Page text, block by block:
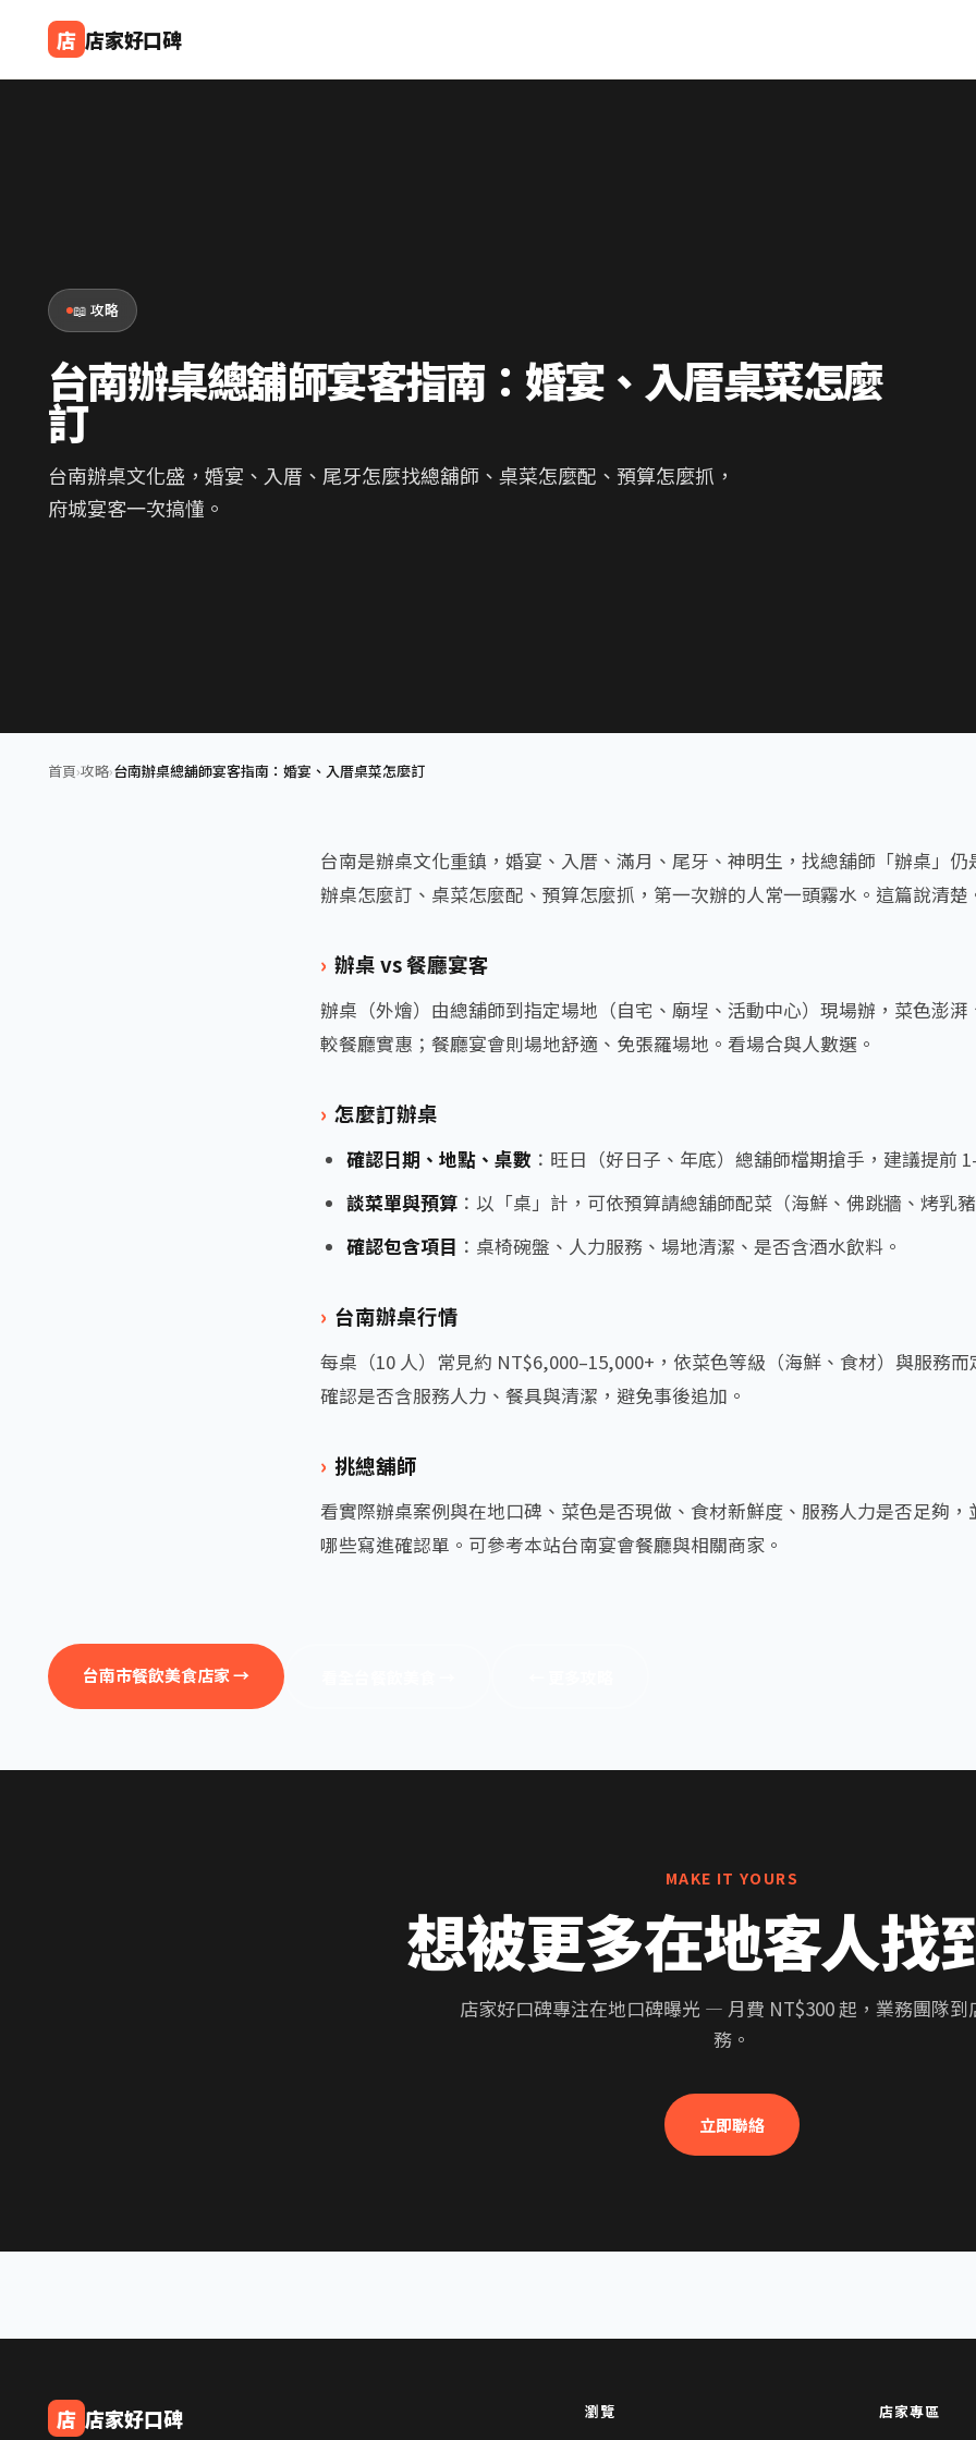
店 店家好口碑
📖 攻略
台南辦桌總舖師宴客指南：婚宴、入厝桌菜怎麼
訂
台南辦桌文化盛，婚宴、入厝、尾牙怎麼找總舖師、桌菜怎麼配、預算怎麼抓，
府城宴客一次搞懂。
首頁›攻略›台南辦桌總舖師宴客指南：婚宴、入厝桌菜怎麼訂
台南是辦桌文化重鎮，婚宴、入厝、滿月、尾牙、神明生，找總舖師「辦桌」
辦桌怎麼訂、桌菜怎麼配、預算怎麼抓，第一次辦的人常一頭霧水。這篇說清楚
辦桌 vs 餐廳宴客
辦桌（外燴）由總舖師到指定場地（自宅、廟埕、活動中心）現場辦，菜色澎湃
較餐廳實惠；餐廳宴會則場地舒適、免張羅場地。看場合與人數選。
怎麼訂辦桌
確認日期、地點、桌數 ：旺日（好日子、年底）總舖師檔期搶手，建議提前
談菜單與預算：以「桌」計，可依預算請總舖師配菜（海鮮、佛跳牆、烤乳
確認包含項目 ：桌椅碗盤、人力服務、場地清潔、是否含酒水飲料。
台南辦桌行情
每桌（10 人）常見約 NT$6,000–15,000+，依菜色等級（海鮮、食材）與服務而
確認是否含服務人力、餐具與清潔，避免事後追加。
挑總舖師
看實際辦桌案例與在地口碑、菜色是否現做、食材新鮮度、服務人力是否足夠
哪些寫進確認單。可參考本站台南宴會餐廳與相關商家。
台南市餐飲美食店家 →
MAKE IT YOURS
想被更多在地客人找
店家好口碑專注在地口碑曝光 — 月費 NT$300 起，業務團隊到
務。
立即聯絡
店 店家好口碑 瀏覽 店家專區